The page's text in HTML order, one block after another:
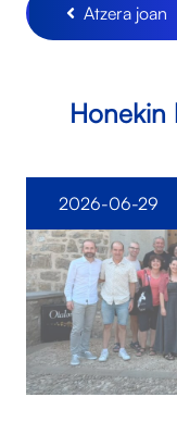
Atzera joan
Honekin
2026-06-29